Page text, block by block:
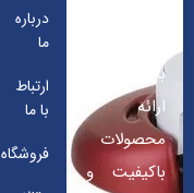
با هدف
ارائه
محصولات
باکیفیت و
درباره
ما
ارتباط
با ما
فروشگاه